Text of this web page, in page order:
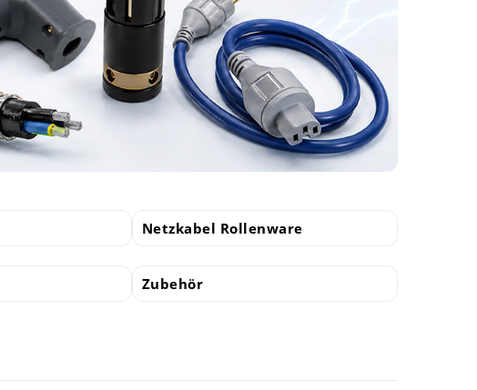
Netzkabel Rollenware
Zubehör